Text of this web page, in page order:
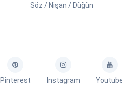
Söz / Nişan / Düğün
Pinterest Instagram